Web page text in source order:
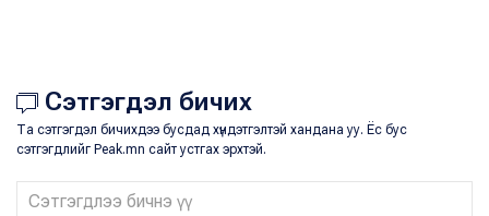
Сэтгэгдэл бичих
Та сэтгэгдэл бичихдээ бусдад хүндэтгэлтэй хандана уу. Ёс бус
сэтгэгдлийг Peak.mn сайт устгах эрхтэй.